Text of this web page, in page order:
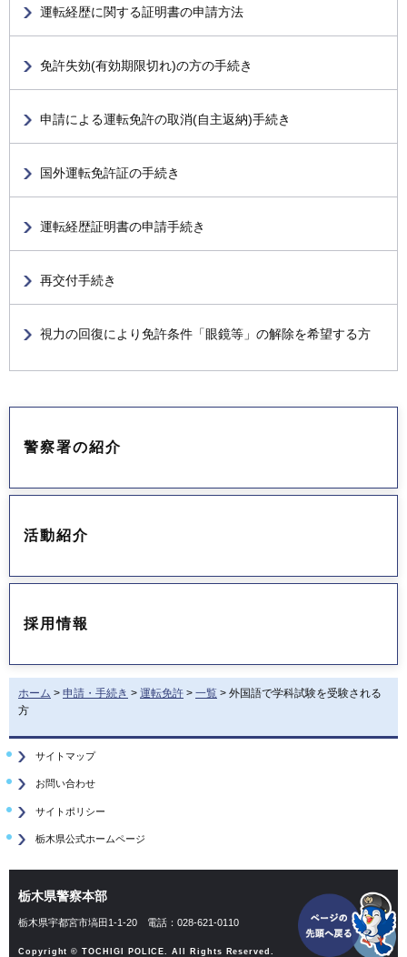
運転経歴に関する証明書の申請方法
免許失効(有効期限切れ)の方の手続き
申請による運転免許の取消(自主返納)手続き
国外運転免許証の手続き
運転経歴証明書の申請手続き
再交付手続き
視力の回復により免許条件「眼鏡等」の解除を希望する方
警察署の紹介
活動紹介
採用情報
ホーム > 申請・手続き > 運転免許 > 一覧 > 外国語で学科試験を受験される
方
サイトマップ
お問い合わせ
サイトポリシー
栃木県公式ホームページ
栃木県警察本部
栃木県宇都宮市塙田1-1-20 電話：028-621-0110
Copyright © TOCHIGI POLICE. All Rights Reserved.